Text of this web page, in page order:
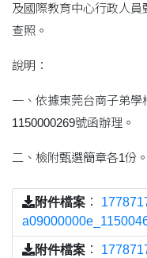
及國際教育中心行政人
查照。
說明：
一、依據東莞台商子弟
1150000269號函辦理。
二、檢附甄選簡章各1份。
附件檔案 ：
附件檔案 ：